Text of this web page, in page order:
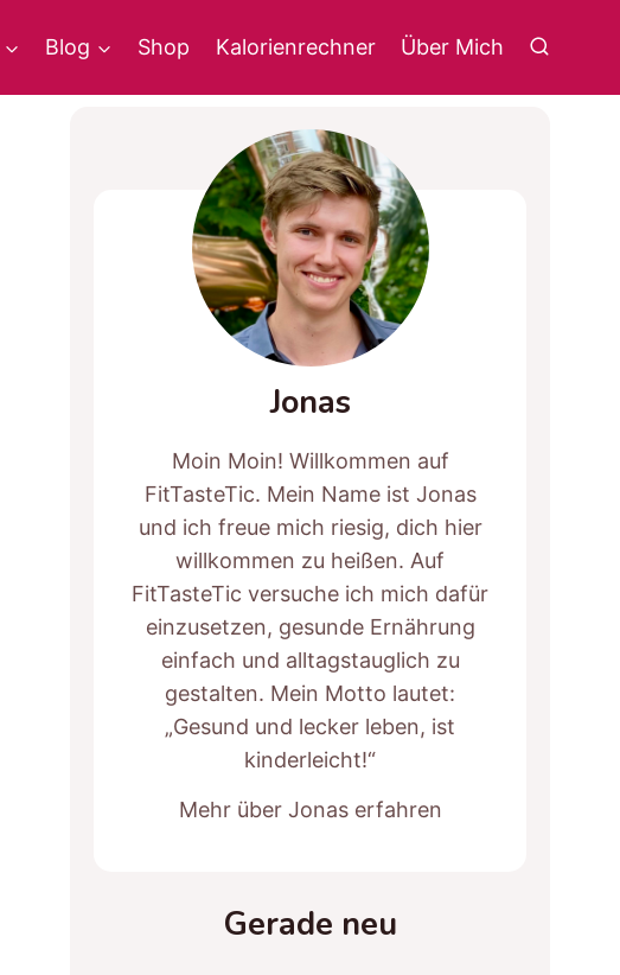
Blog Shop Kalorienrechner Über Mich
Jonas
Moin Moin! Willkommen auf
FitTasteTic. Mein Name ist Jonas
und ich freue mich riesig, dich hier
willkommen zu heißen. Auf
FitTasteTic versuche ich mich dafür
einzusetzen, gesunde Ernährung
einfach und alltagstauglich zu
gestalten. Mein Motto lautet:
„Gesund und lecker leben, ist
kinderleicht!“
Mehr über Jonas erfahren
Gerade neu